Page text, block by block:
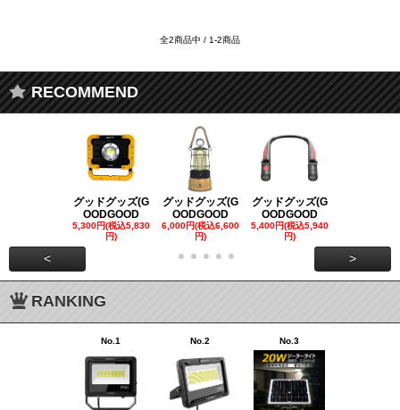
全2商品中 / 1-2商品
RECOMMEND
グッドグッズ(G
OODGOOD
5,300円(税込5,830
円)
グッドグッズ(G
OODGOOD
6,000円(税込6,600
円)
グッドグッズ(G
OODGOOD
5,400円(税込5,940
円)
< >
RANKING
No.1 No.2 No.3